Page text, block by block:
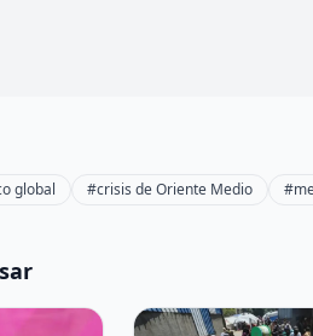
global #crisis de Oriente Medio